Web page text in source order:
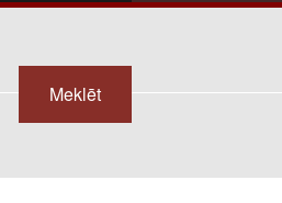
Meklēt